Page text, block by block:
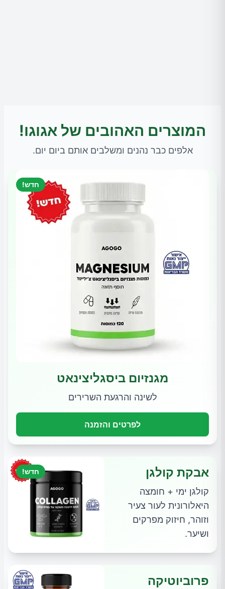
המוצרים האהובים של אגוגו!
אלפים כבר נהנים ומשלבים אותם ביום יום.
חדש!
מגנזיום ביסגליצינאט
לשינה והרגעת השרירים
לפרטים והזמנה
חדש! אבקת קולגן
קולגן ימי + חומצה
היאלורונית לעור צעיר
וזוהר, חיזוק מפרקים
ושיער.
פרוביוטיקה